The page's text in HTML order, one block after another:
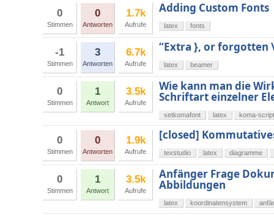
0
Stimmen
0
Antworten
1.7k
Aufrufe
Adding Custom Fonts
latex fonts
-1
Stimmen
3
Antworten
6.7k
Aufrufe
“Extra }, or forgotten
latex beamer
0
Stimmen
1
Antwort
3.5k
Aufrufe
Wie kann man die
Schriftart einzelner
setkomafont latex koma-script
0
Stimmen
0
Antworten
1.9k
Aufrufe
[closed]
texstudio latex diagramme
0
Stimmen
1
Antwort
3.5k
Aufrufe
Anfänger Frage
Abbildungen
latex koordinatensystem